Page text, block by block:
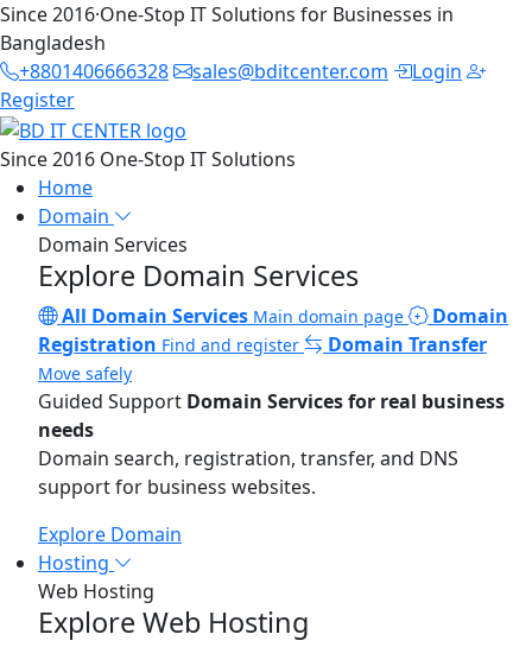
Since 2016·One-Stop IT Solutions for Businesses in
Bangladesh
+8801406666328
sales@bditcenter.com
Login
Register
Since 2016 One-Stop IT Solutions
Home
Domain
Domain Services
Explore Domain Services
All Domain Services Main domain page
Domain
Registration Find and register Domain Transfer
Move safely
Guided Support Domain Services for real business
needs
Domain search, registration, transfer, and DNS
support for business websites.
Explore Domain
Hosting
Web Hosting
Explore Web Hosting